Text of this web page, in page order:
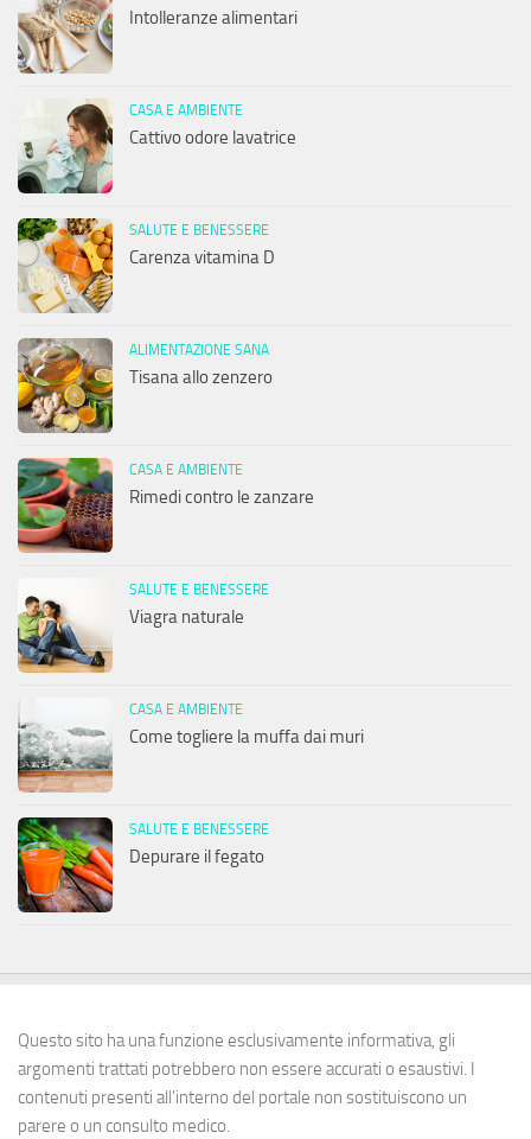
Intolleranze alimentari
CASA E AMBIENTE
Cattivo odore lavatrice
SALUTE E BENESSERE
Carenza vitamina D
ALIMENTAZIONE SANA
Tisana allo zenzero
CASA E AMBIENTE
Rimedi contro le zanzare
SALUTE E BENESSERE
Viagra naturale
CASA E AMBIENTE
Come togliere la muffa dai muri
SALUTE E BENESSERE
Depurare il fegato
Questo sito ha una funzione esclusivamente informativa, gli
argomenti trattati potrebbero non essere accurati o esaustivi. I
contenuti presenti all’interno del portale non sostituiscono un
parere o un consulto medico.